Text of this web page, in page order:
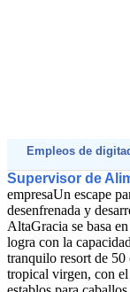
Empleos de
Supervisor de
empresaUn escape
desenfrenada y
AltaGracia se basa
logra con la
tranquilo resort de 50
tropical virgen, con el